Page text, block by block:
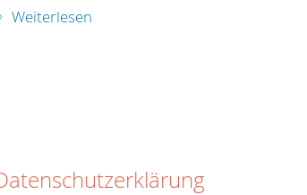
Weiterlesen